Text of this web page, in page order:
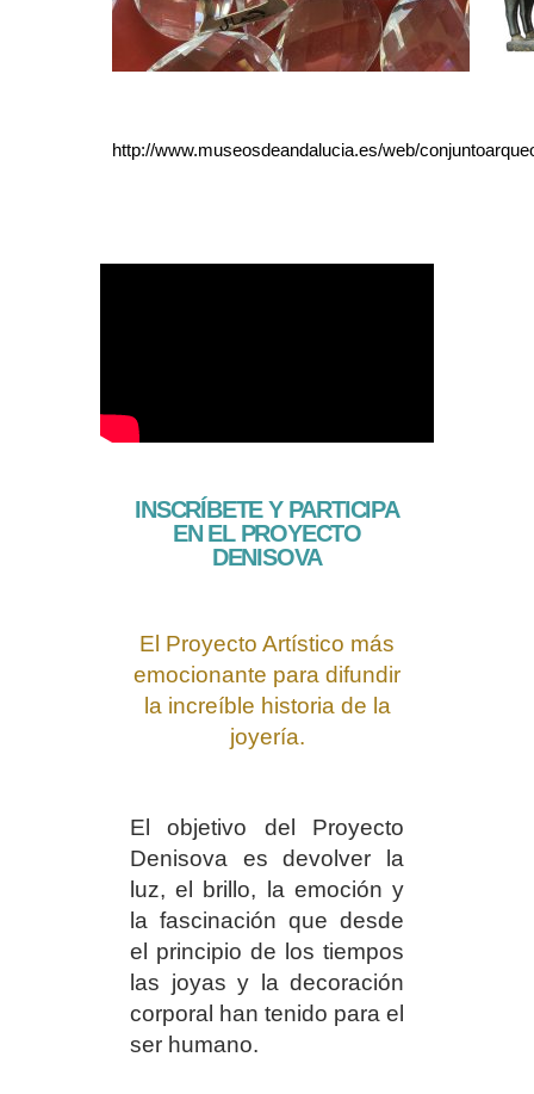
http://www.museosdeandalucia.es/web/
INSCRÍBETE Y PARTICIPA
EN EL PROYECTO
DENISOVA
El Proyecto Artístico más
emocionante para difundir
la increíble historia de la
joyería.
El objetivo del Proyecto
Denisova es devolver la
luz, el brillo, la emoción y
la fascinación que desde
el principio de los tiempos
las joyas y la decoración
corporal han tenido para el
ser humano.